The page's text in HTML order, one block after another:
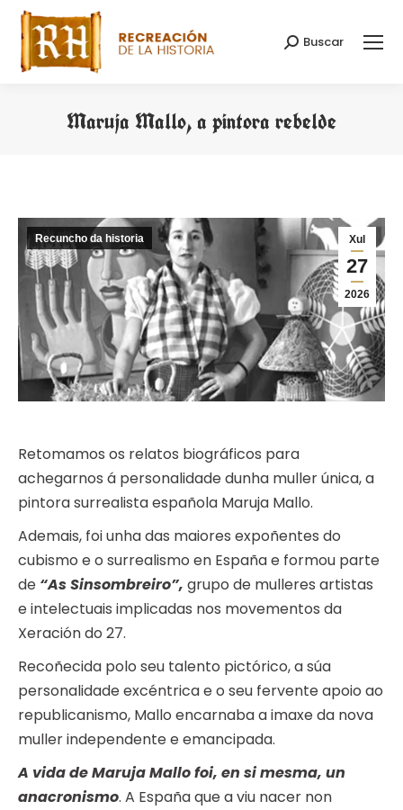
Search:
Buscar
Maruja Mallo, a pintora rebelde
Xul
27
2026
Recuncho da historia
Retomamos os relatos biográficos para
achegarnos á personalidade dunha muller única, a
pintora surrealista española Maruja Mallo.
Ademais, foi unha das maiores expoñentes do
cubismo e o surrealismo en España e formou parte
de “As Sinsombreiro”, grupo de mulleres artistas
e intelectuais implicadas nos movementos da
Xeración do 27.
Recoñecida polo seu talento pictórico, a súa
personalidade excéntrica e o seu fervente apoio ao
republicanismo, Mallo encarnaba a imaxe da nova
muller independente e emancipada.
A vida de Maruja Mallo foi, en si mesma, un
anacronismo. A España que a viu nacer non